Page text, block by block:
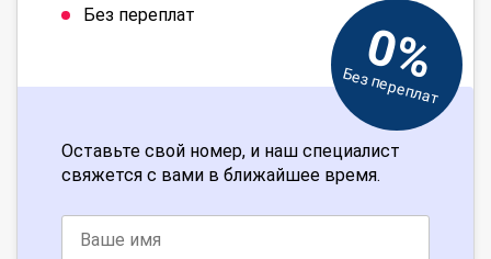
Без переплат
0%
Без переплат
Оставьте свой номер, и наш специалист
свяжется с вами в ближайшее время.